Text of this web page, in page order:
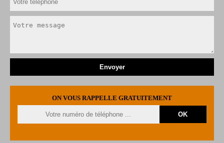
ON VOUS RAPPELLE GRATUITEMENT